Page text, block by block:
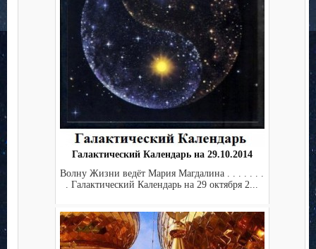
Галактический Календарь на 29.10.2014
Волну Жизни ведёт Мария Магдалина . . . . . . .
. Галактический Календарь на 29 октября 2...